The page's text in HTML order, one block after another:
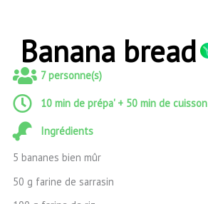
contenuBanana bread
7 personne(s)
10 min de prépa' + 50 min de cuisson
Ingrédients
5 bananes bien mûr
50 g farine de sarrasin